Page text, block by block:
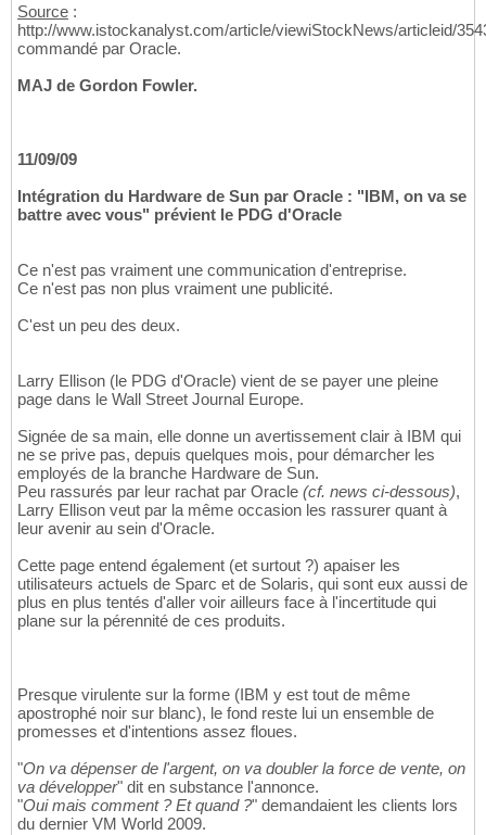
Source :
http://www.istockanalyst.com/article/viewiStockNews/articleid/
commandé par Oracle.
MAJ de Gordon Fowler.
11/09/09
Intégration du Hardware de Sun par Oracle : "IBM, on va se
battre avec vous" prévient le PDG d'Oracle
Ce n'est pas vraiment une communication d'entreprise.
Ce n'est pas non plus vraiment une publicité.
C'est un peu des deux.
Larry Ellison (le PDG d'Oracle) vient de se payer une pleine
page dans le Wall Street Journal Europe.
Signée de sa main, elle donne un avertissement clair à IBM qui
ne se prive pas, depuis quelques mois, pour démarcher les
employés de la branche Hardware de Sun.
Peu rassurés par leur rachat par Oracle (cf. news ci-dessous),
Larry Ellison veut par la même occasion les rassurer quant à
leur avenir au sein d'Oracle.
Cette page entend également (et surtout ?) apaiser les
utilisateurs actuels de Sparc et de Solaris, qui sont eux aussi de
plus en plus tentés d'aller voir ailleurs face à l'incertitude qui
plane sur la pérennité de ces produits.
Presque virulente sur la forme (IBM y est tout de même
apostrophé noir sur blanc), le fond reste lui un ensemble de
promesses et d'intentions assez floues.
"On va dépenser de l'argent, on va doubler la force de vente, on
va développer" dit en substance l'annonce.
"Oui mais comment ? Et quand ?" demandaient les clients lors
du dernier VM World 2009.